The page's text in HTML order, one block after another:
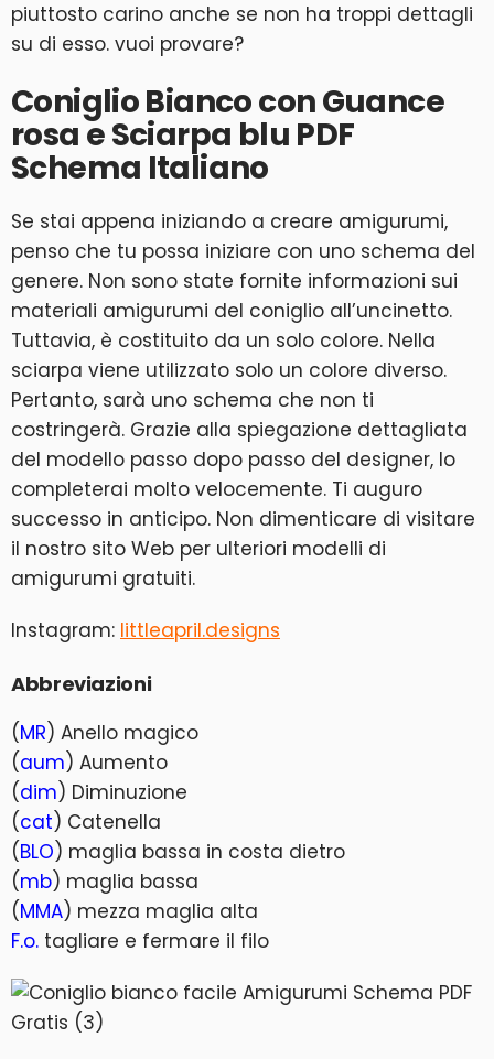
piuttosto carino anche se non ha troppi dettagli
su di esso. vuoi provare?
Coniglio Bianco con Guance
rosa e Sciarpa blu PDF
Schema Italiano
Se stai appena iniziando a creare amigurumi,
penso che tu possa iniziare con uno schema del
genere. Non sono state fornite informazioni sui
materiali amigurumi del coniglio all’uncinetto.
Tuttavia, è costituito da un solo colore. Nella
sciarpa viene utilizzato solo un colore diverso.
Pertanto, sarà uno schema che non ti
costringerà. Grazie alla spiegazione dettagliata
del modello passo dopo passo del designer, lo
completerai molto velocemente. Ti auguro
successo in anticipo. Non dimenticare di visitare
il nostro sito Web per ulteriori modelli di
amigurumi gratuiti.
Instagram: littleapril.designs
Abbreviazioni
(MR) Anello magico
(aum) Aumento
(dim) Diminuzione
(cat) Catenella
(BLO) maglia bassa in costa dietro
(mb) maglia bassa
(MMA) mezza maglia alta
F.o. tagliare e fermare il filo